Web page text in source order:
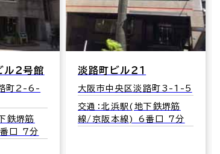
ル２号館
町2-6-
鉄堺筋
口 7分
淡路町ビル２１
大阪市中央区淡路町3-1-5
交通：北浜駅(地下鉄堺筋
線/京阪本線) 6番口 7分